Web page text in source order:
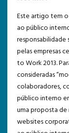
Este artigo tem
ao público
responsabilidade
pelas empresas
to Work 2013.
consideradas
colaboradores,
público interno
uma proposta
websites